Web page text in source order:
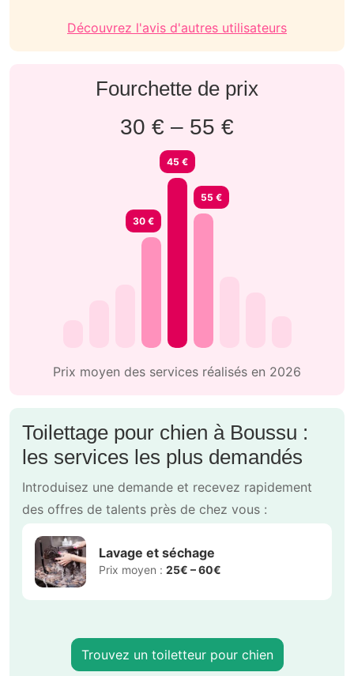
Découvrez l'avis d'autres utilisateurs
Fourchette de prix
30 € – 55 €
30 €
45 €
55 €
Prix moyen des services réalisés en 2026
Toilettage pour chien à Boussu :
les services les plus demandés
Introduisez une demande et recevez rapidement
des offres de talents près de chez vous :
Lavage et séchage
Prix moyen : 25€ – 60€
Trouvez un toiletteur pour chien